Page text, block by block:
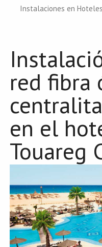
Instalaciones en
red fibra
en el
Touareg